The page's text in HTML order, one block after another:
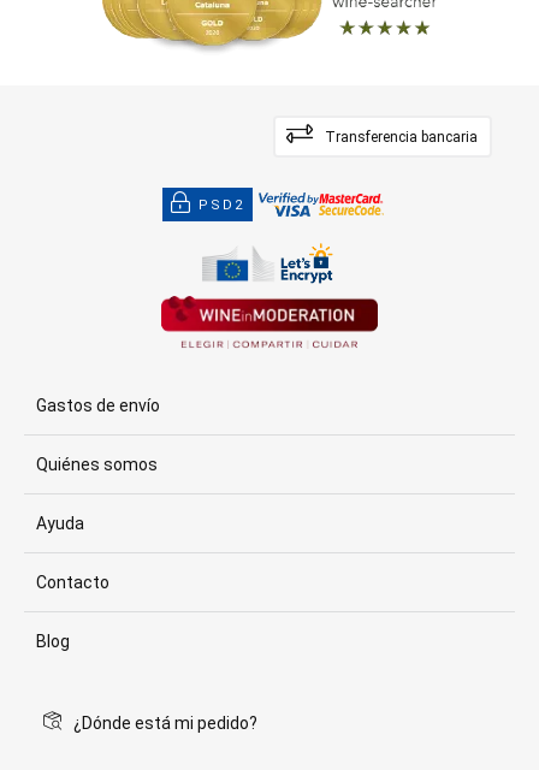
Transferencia bancaria
PSD2
Gastos de envío
Quiénes somos
Ayuda
Contacto
Blog
¿Dónde está mi pedido?